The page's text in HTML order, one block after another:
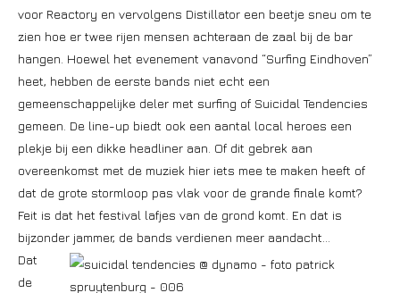
voor Reactory en vervolgens Distillator een beetje sneu om te
zien hoe er twee rijen mensen achteraan de zaal bij de bar
hangen. Hoewel het evenement vanavond “Surfing Eindhoven”
heet, hebben de eerste bands niet echt een
gemeenschappelijke deler met surfing of Suicidal Tendencies
gemeen. De line-up biedt ook een aantal local heroes een
plekje bij een dikke headliner aan. Of dit gebrek aan
overeenkomst met de muziek hier iets mee te maken heeft of
dat de grote stormloop pas vlak voor de grande finale komt?
Feit is dat het festival lafjes van de grond komt. En dat is
bijzonder jammer, de bands verdienen meer aandacht…
Dat
de